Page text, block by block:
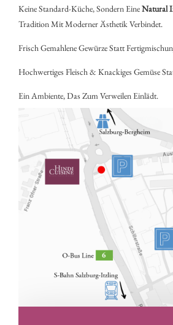
Keine Standard-Küche, Sondern EineNatural
Tradition Mit Moderner Ästhetik Verbindet.
Frisch Gemahlene Gewürze Statt
Hochwertiges Fleisch & Knackiges Gemüse
Ein Ambiente, Das Zum Verweilen Einlädt.